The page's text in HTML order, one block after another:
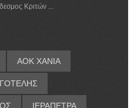
Κριτών ...
ΑΟΚ ΧΑΝΙΑ
ΙΕΡΑΠΕΤΡΑ